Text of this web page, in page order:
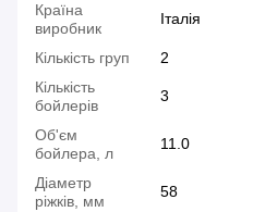
Країна
виробник
Італія
Кількість груп
2
Кількість
бойлерів
3
Об'єм
бойлера, л
11.0
Діаметр
ріжків, мм
58